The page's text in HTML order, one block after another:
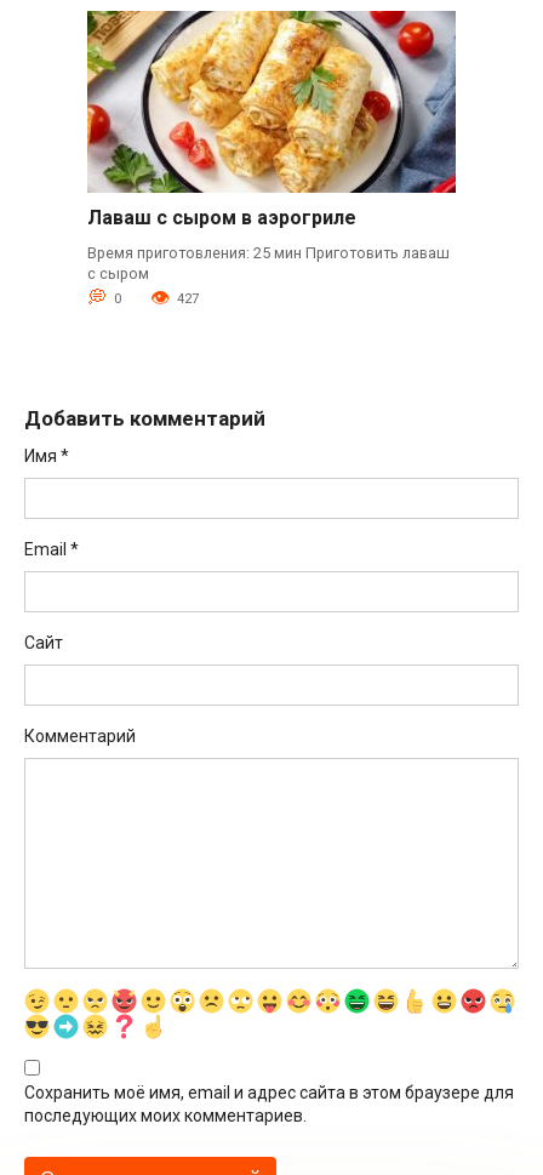
Лаваш с сыром в аэрогриле
Время приготовления: 25 мин Приготовить лаваш
с сыром
0 427
Добавить комментарий
Имя *
Email *
Сайт
Комментарий
Сохранить моё имя, email и адрес сайта в этом браузере для
последующих моих комментариев.